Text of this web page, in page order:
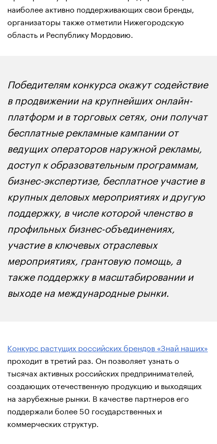
наиболее активно поддерживающих свои бренды,
организаторы также отметили Нижегородскую
область и Республику Мордовию.
Победителям конкурса окажут содействие
в продвижении на крупнейших онлайн-
платформ и в торговых сетях, они получат
бесплатные рекламные кампании от
ведущих операторов наружной рекламы,
доступ к образовательным программам,
бизнес-экспертизе, бесплатное участие в
крупных деловых мероприятиях и другую
поддержку, в числе которой членство в
профильных бизнес-объединениях,
участие в ключевых отраслевых
мероприятиях, грантовую помощь, а
также поддержку в масштабировании и
выходе на международные рынки.
Конкурс растущих российских брендов «Знай наших»
проходит в третий раз. Он позволяет узнать о
тысячах активных российских предпринимателей,
создающих отечественную продукцию и выходящих
на зарубежные рынки. В качестве партнеров его
поддержали более 50 государственных и
коммерческих структур.